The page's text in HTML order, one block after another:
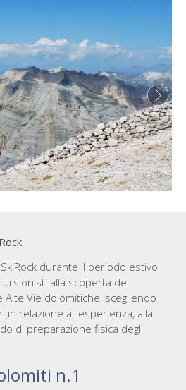
durante il periodo estivo
alla scoperta dei
Alte Vie dolomitiche, scegliendo
in relazione all'esperienza, alla
di preparazione fisica degli
n.1